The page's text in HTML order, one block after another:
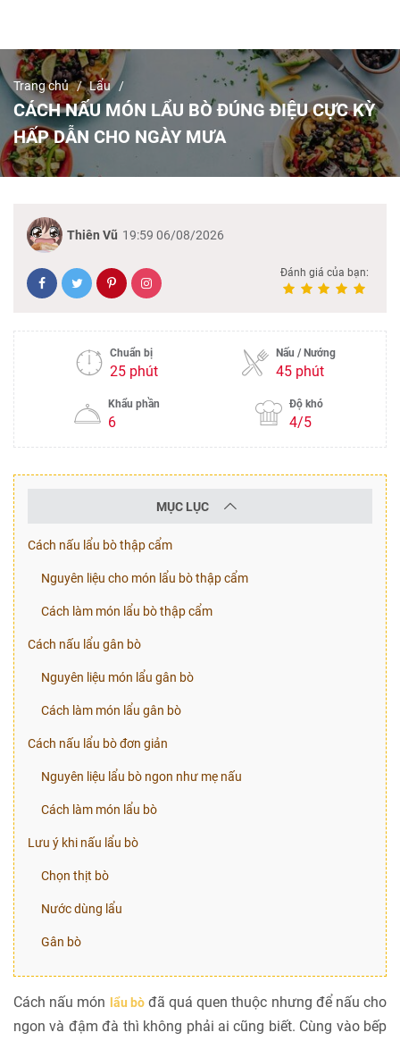
Trang chủ Lẩu
CÁCH NẤU MÓN LẨU BÒ ĐÚNG ĐIỆU CỰC KỲ
HẤP DẪN CHO NGÀY MƯA
Thiên Vũ 19:59 06/08/2026
Đánh giá của bạn:
Chuẩn bị
25 phút
Nấu / Nướng
45 phút
Khẩu phần
6
Độ khó
4/5
MỤC LỤC
Cách nấu lẩu bò thập cẩm
Nguyên liệu cho món lẩu bò thập cẩm
Cách làm món lẩu bò thập cẩm
Cách nấu lẩu gân bò
Nguyên liệu món lẩu gân bò
Cách làm món lẩu gân bò
Cách nấu lẩu bò đơn giản
Nguyên liệu lẩu bò ngon như mẹ nấu
Cách làm món lẩu bò
Lưu ý khi nấu lẩu bò
Chọn thịt bò
Nước dùng lẩu
Gân bò
Cách nấu món lẩu bòđã quá quen thuộc nhưng để nấu cho
ngon và đậm đà thì không phải ai cũng biết. Cùng vào bếp